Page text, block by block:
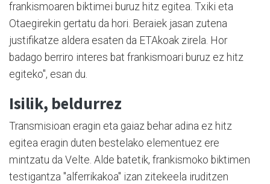
frankismoaren biktimei buruz hitz egitea. Txiki eta
Otaegirekin gertatu da hori. Beraiek jasan zutena
justifikatze aldera esaten da ETAkoak zirela. Hor
badago berriro interes bat frankismoari buruz ez hitz
egiteko", esan du.
Isilik, beldurrez
Transmisioan eragin eta gaiaz behar adina ez hitz
egitea eragin duten bestelako elementuez ere
mintzatu da Velte. Alde batetik, frankismoko biktimen
testigantza "alferrikakoa" izan zitekeela iruditzen